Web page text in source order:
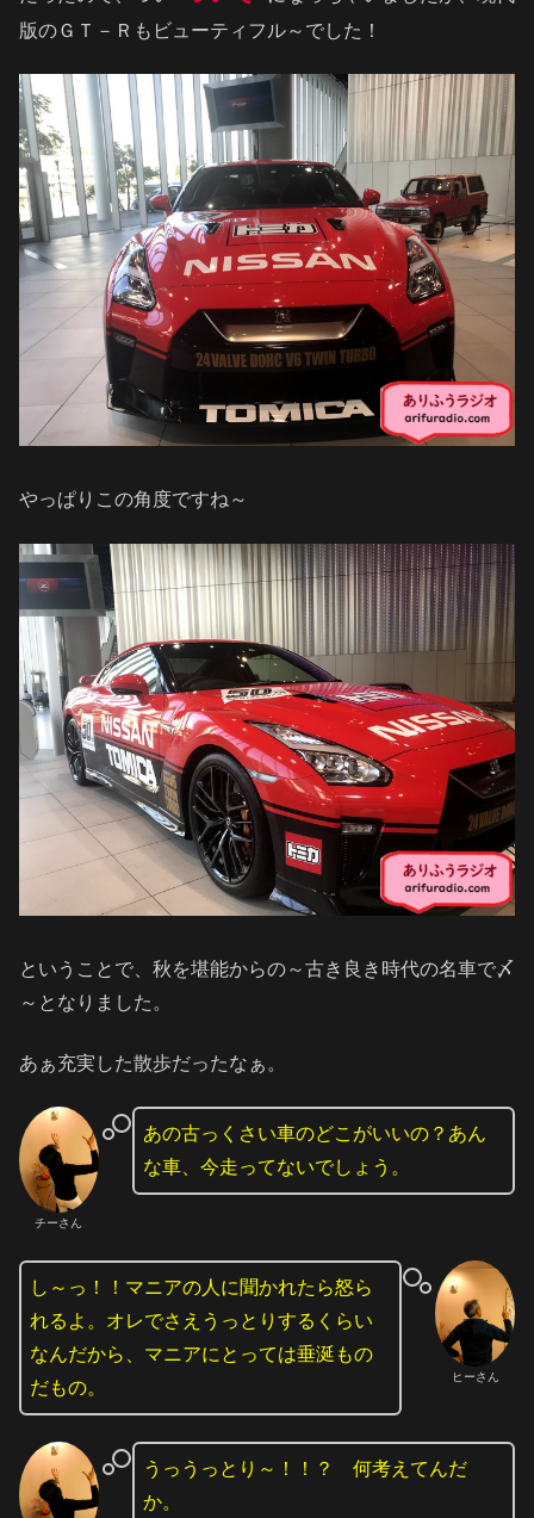
版のＧＴ－Ｒもビューティフル～でした！
やっぱりこの角度ですね～
ということで、秋を堪能からの～古き良き時代の名車で〆
～となりました。
あぁ充実した散歩だったなぁ。
チーさん
あの古っくさい車のどこがいいの？あん
な車、今走ってないでしょう。
ヒーさん
し～っ！！マニアの人に聞かれたら怒ら
れるよ。オレでさえうっとりするくらい
なんだから、マニアにとっては垂涎もの
だもの。
うっうっとり～！！？ 何考えてんだ
か。